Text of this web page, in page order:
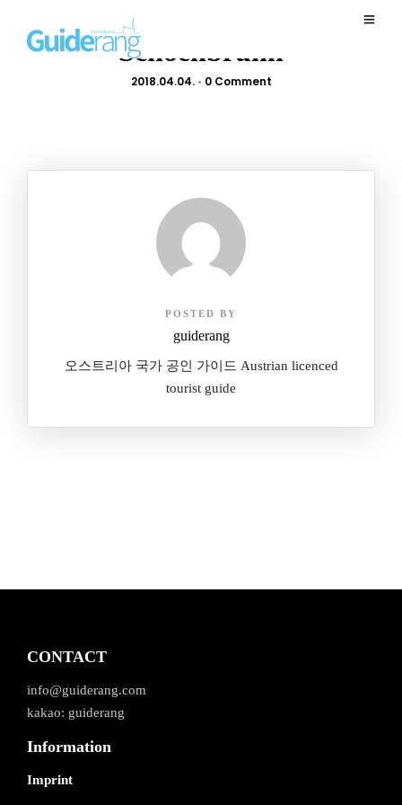
Schoenbrunn
2018.04.04. • 0 Comment
POSTED BY
guiderang
오스트리아 국가 공인 가이드 Austrian licenced
tourist guide
CONTACT
info@guiderang.com
kakao: guiderang
Information
Imprint